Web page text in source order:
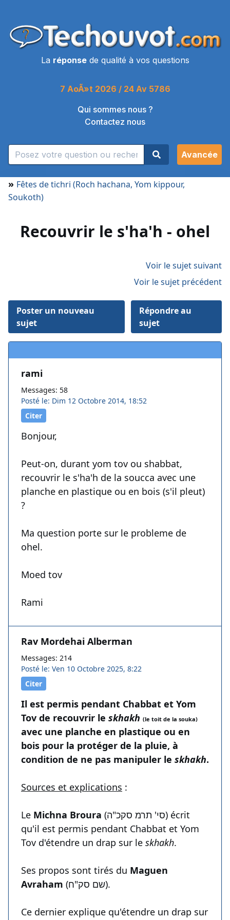
La réponsede qualité à vos questions
7 AoÃ»t 2026 / 24 Av 5786
Qui sommes nous ?
Contactez nous
Avancée
» Fêtes de tichri (Roch hachana, Yom kippour,
Soukoth)
Recouvrir le s'ha'h - ohel
Voir le sujet suivant
Voir le sujet précédent
Poster un nouveau
sujet
Répondre au
sujet
rami
Messages: 58
Posté le: Dim 12 Octobre 2014, 18:52
Citer
Bonjour,
Peut-on, durant yom tov ou shabbat,
recouvrir le s'ha'h de la soucca avec une
planche en plastique ou en bois (s'il pleut)
?
Ma question porte sur le probleme de
ohel.
Moed tov
Rami
Rav Mordehai Alberman
Messages: 214
Posté le: Ven 10 Octobre 2025, 8:22
Citer
Il est permis pendant Chabbat et Yom
Tov de recouvrir le skhakh (le toit de la souka)
avec une planche en plastique ou en
bois pour la protéger de la pluie, à
condition de ne pas manipuler le skhakh.
Sources et explications :
Le Michna Broura (סי' תרמ סקכ"ה) écrit
qu'il est permis pendant Chabbat et Yom
Tov d'étendre un drap sur le skhakh.
Ses propos sont tirés du Maguen
Avraham
(שם סק"ח).
Ce dernier explique qu'étendre un drap sur